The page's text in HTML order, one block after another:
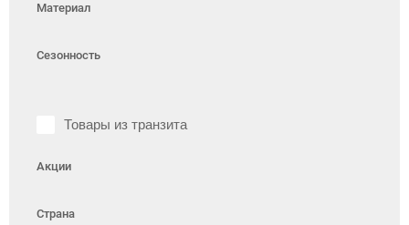
Материал
Сезонность
Товары из транзита
Акции
Страна